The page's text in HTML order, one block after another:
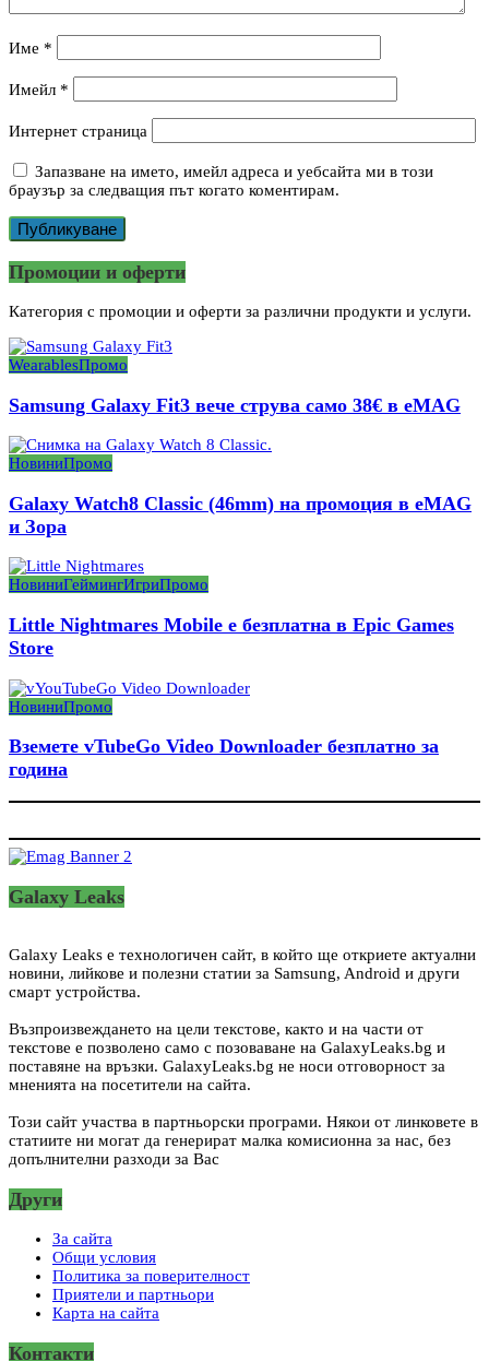
Име *
Имейл *
Интернет страница
Запазване на името, имейл адреса и уебсайта ми в този
браузър за следващия път когато коментирам.
Промоции и оферти
Категория с промоции и оферти за различни продукти и услуги.
WearablesПромо
Samsung Galaxy Fit3 вече струва само 38€ в eMAG
НовиниПромо
Galaxy Watch8 Classic (46mm) на промоция в eMAG
и Зора
НовиниГеймингИгриПромо
Little Nightmares Mobile е безплатна в Epic Games
Store
НовиниПромо
Вземете vTubeGo Video Downloader безплатно за
година
Galaxy Leaks
Galaxy Leaks е технологичен сайт, в който ще откриете актуални
новини, лийкове и полезни статии за Samsung, Android и други
смарт устройства.
Възпроизвеждането на цели текстове, както и на части от
текстове е позволено само с позоваване на GalaxyLeaks.bg и
поставяне на връзки. GalaxyLeaks.bg не носи отговорност за
мненията на посетители на сайта.
Този сайт участва в партньорски програми. Някои от линковете в
статиите ни могат да генерират малка комисионна за нас, без
допълнителни разходи за Вас
Други
За сайта
Общи условия
Политика за поверителност
Приятели и партньори
Карта на сайта
Контакти